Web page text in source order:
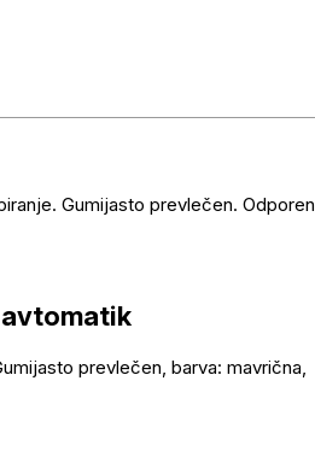
Gumijasto prevlečen. Odporen
prevlečen, barva: mavrična,